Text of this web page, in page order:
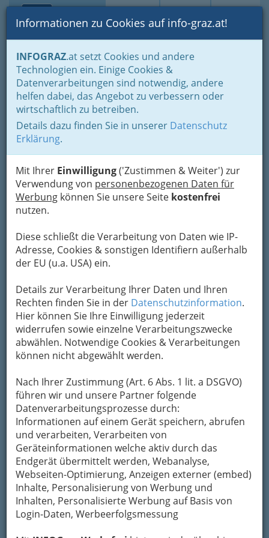
Suche Login Toggle
Informationen zu Cookies auf info-graz.at!
INFOGRAZ.at setzt Cookies und andere
Technologien ein. Einige Cookies &
Datenverarbeitungen sind notwendig, andere
helfen dabei, das Angebot zu verbessern oder
wirtschaftlich zu betreiben.
Details dazu finden Sie in unserer Datenschutz
Erklärung.
Mit Ihrer Einwilligung('Zustimmen & Weiter') zur
Verwendung von personenbezogenen Daten für
Werbung können Sie unsere Seite kostenfrei
nutzen.
Diese schließt die Verarbeitung von Daten wie IP-
Adresse, Cookies & sonstigen Identifiern außerhalb
der EU (u.a. USA) ein.
Details zur Verarbeitung Ihrer Daten und Ihren
Rechten finden Sie in der Datenschutzinformation.
Hier können Sie Ihre Einwilligung jederzeit
widerrufen sowie einzelne Verarbeitungszwecke
abwählen. Notwendige Cookies & Verarbeitungen
können nicht abgewählt werden.
Nach Ihrer Zustimmung (Art. 6 Abs. 1 lit. a DSGVO)
führen wir und unsere Partner folgende
Datenverarbeitungsprozesse durch:
Informationen auf einem Gerät speichern, abrufen
und verarbeiten, Verarbeiten von
Geräteinformationen welche aktiv durch das
Endgerät übermittelt werden, Webanalyse,
Webseiten-Optimierung, Anzeigen externer (embed)
Inhalte, Personalisierung von Werbung und
Inhalten, Personalisierte Werbung auf Basis von
Login-Daten, Werbeerfolgsmessung
Home Branchen
Gewerbe, Handwerk, Banken
Transport - Verkehr
Anerkennung österreichischer Führerscheine im Ausland
Anerkennung
österreichischer
Führerscheine im Ausland
Der Deutsche
fährt nicht wie
andere
Menschen. Er
fährt, um recht
zu haben.Kurt Tucholsky
Das Bundesministerium für Verkehr, Innovation
und Technologie hat im Wege des
Bundesministeriums für auswärtige
Angelegenheiten Erkundigungen eingeholt, in
welchen EU-Ländern, EWR-Staaten und anderen
Nachbarstaaten Österreichs
die Berechtigung mit
einer
Lenkberechtigung für
die Klasse B
Krafträder mit einem
Hubraum von nicht
mehr als 125 ccm und nicht mehr als 11 kW
(Leichtkrafträder) lenken zu dürfen,
die Lenkberechtigung für die Klasse F sowie
die vorgezogene Lenkberechtigung für die
Klasse B anerkannt werden.
In der folgenden Aufstellung ist ersichtlich, in